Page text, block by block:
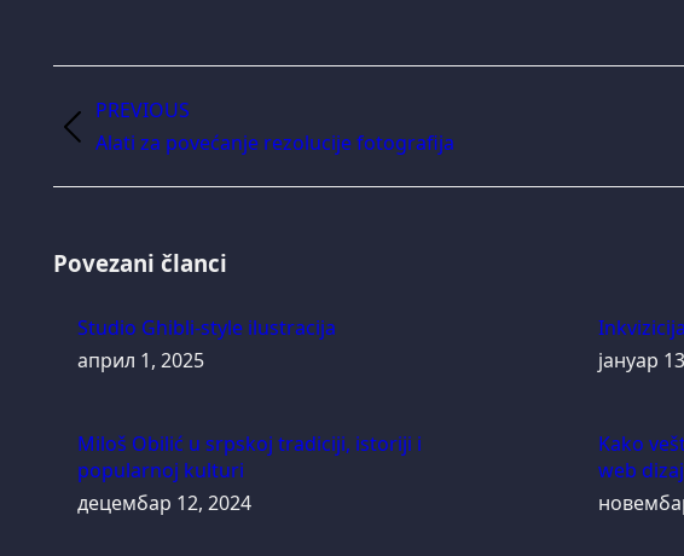
navigation
PREVIOUS
Previous
Alati za povećanje rezolucije fotografija
Povezani članci
Studio Ghibli-style ilustracija
април 1, 2025
Inkvizicija
јануар
Miloš Obilić u srpskoj tradiciji, istoriji i
popularnoj kulturi
децембар 12, 2024
Kako
web